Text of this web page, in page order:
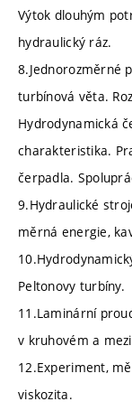
Výtok dlouhým
hydraulický ráz.
8.Jednorozměrné
turbínová věta.
Hydrodynamická
charakteristika.
čerpadla.
9.Hydraulické
měrná energie,
Peltonovy turbíny.
11.Laminární
v kruhovém a
12.Experiment,
viskozita.